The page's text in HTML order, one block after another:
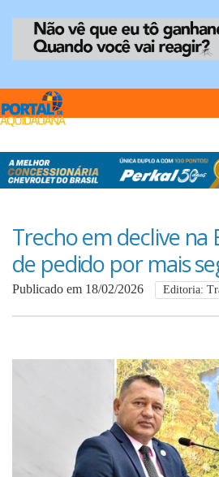
Home
Anuncie
Anuncie
Trecho em declive na
de pedido por mais
Publicado em 18/02/2026 Editoria: